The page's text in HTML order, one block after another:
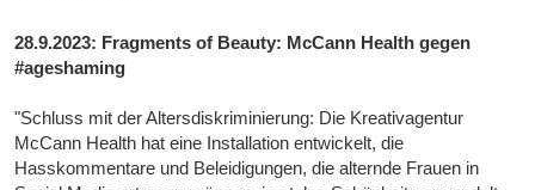
28.9.2023: Fragments of Beauty: McCann Health gegen
#ageshaming
"Schluss mit der Altersdiskriminierung: Die Kreativagentur
McCann Health hat eine Installation entwickelt, die
Hasskommentare und Beleidigungen, die alternde Frauen in